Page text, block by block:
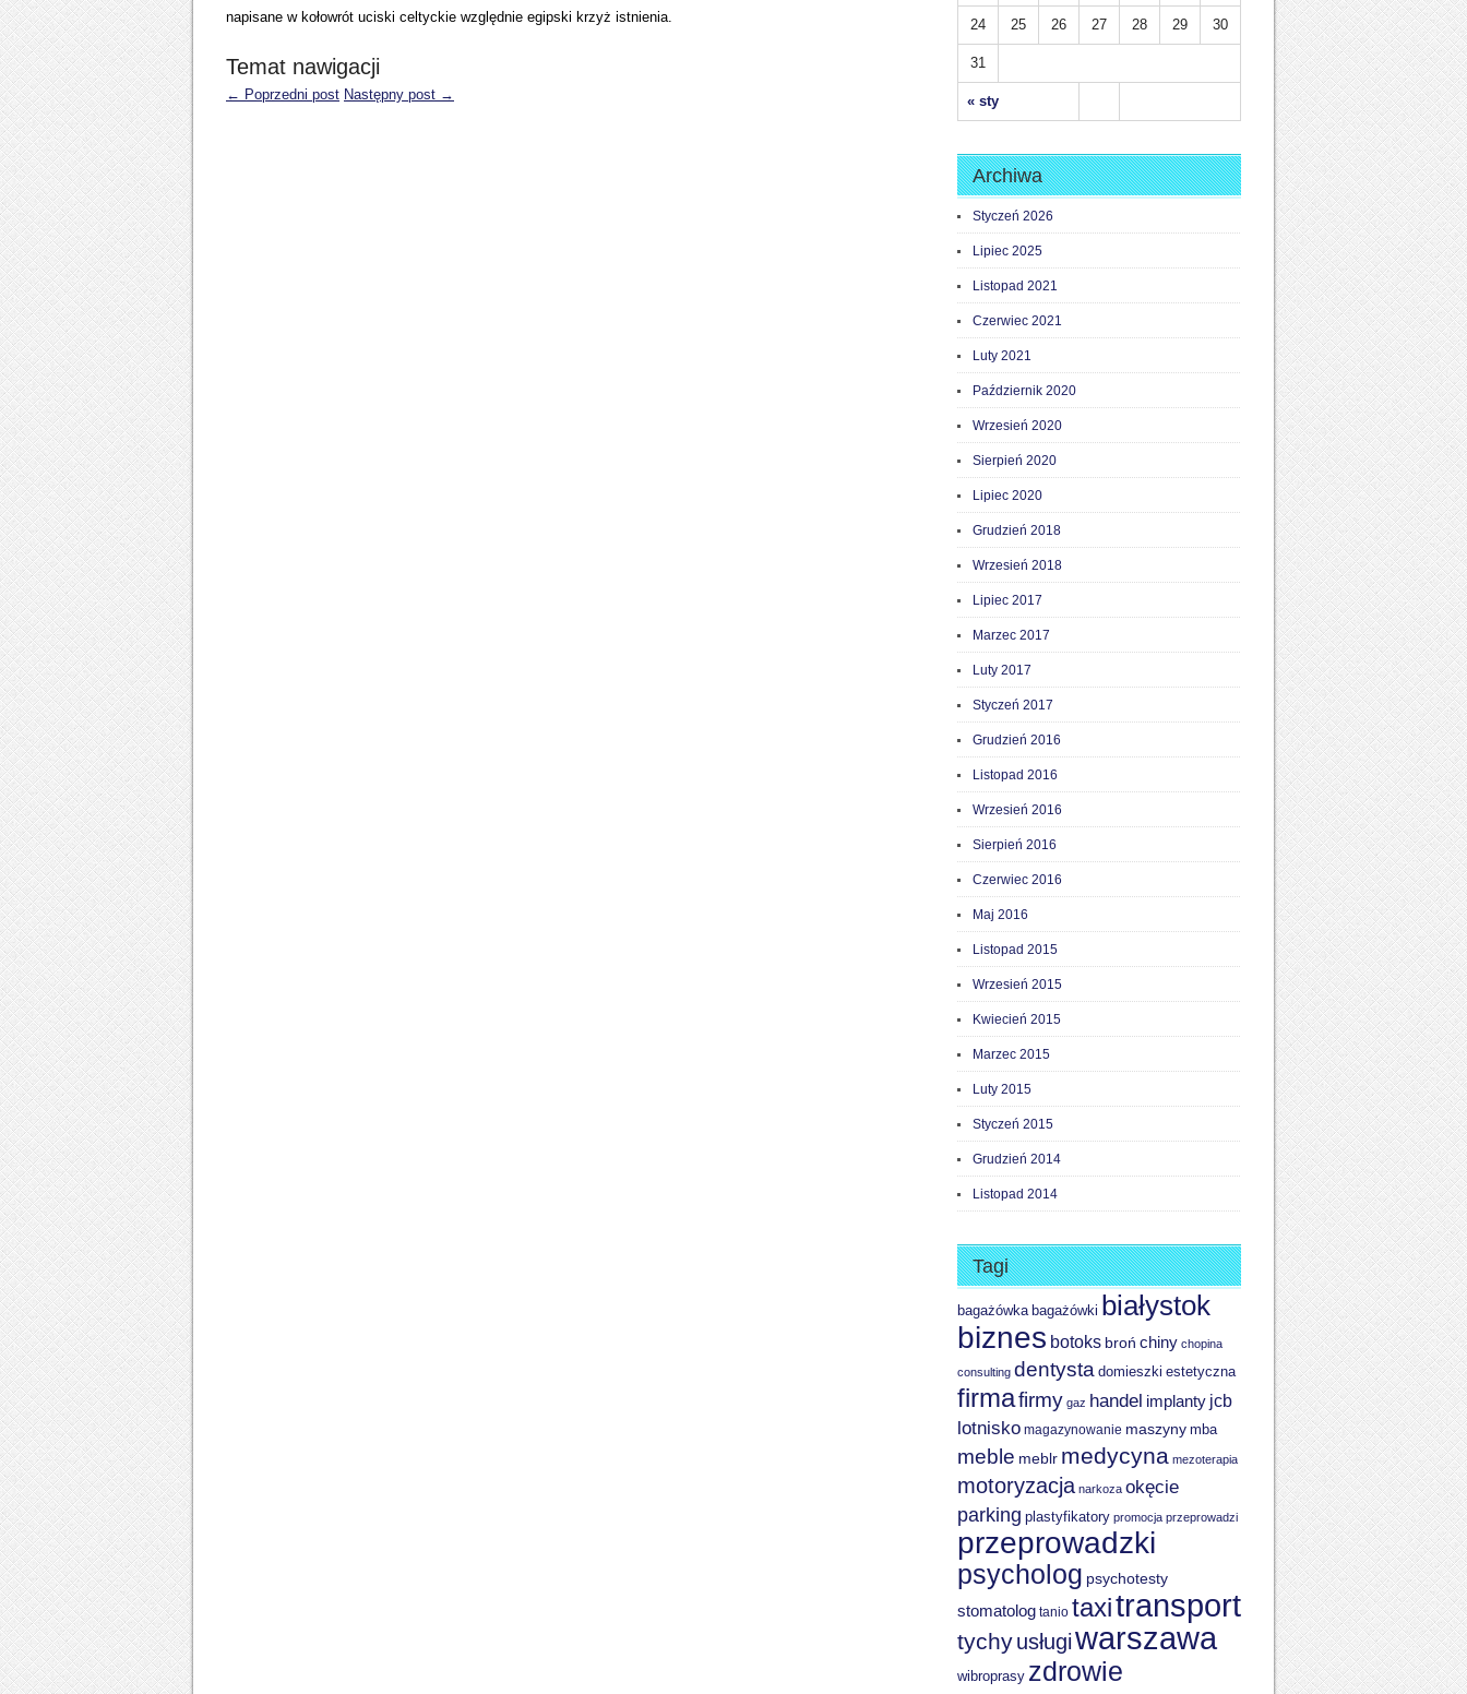
napisane w kołowrót uciski celtyckie względnie egipski krzyż istnienia.
Temat nawigacji
← Poprzedni post Następny post → « sty
24 25 26 27 28 29 30
31
Archiwa
Styczeń 2026
Lipiec 2025
Listopad 2021
Czerwiec 2021
Luty 2021
Październik 2020
Wrzesień 2020
Sierpień 2020
Lipiec 2020
Grudzień 2018
Wrzesień 2018
Lipiec 2017
Marzec 2017
Luty 2017
Styczeń 2017
Grudzień 2016
Listopad 2016
Wrzesień 2016
Sierpień 2016
Czerwiec 2016
Maj 2016
Listopad 2015
Wrzesień 2015
Kwiecień 2015
Marzec 2015
Luty 2015
Styczeń 2015
Grudzień 2014
Listopad 2014
Tagi
bagażówka bagażówki białystok
biznes botoks broń chiny chopina
consulting dentysta domieszki estetyczna
firmafirmy gaz handel implanty jcb
lotnisko magazynowanie maszyny mba
meble meblr medycyna mezoterapia
motoryzacja narkoza okęcie
parking plastyfikatory promocja przeprowadzi
przeprowadzki
psycholog psychotesty
stomatolog tanio taxitransport
tychyusługiwarszawa
wibroprasy zdrowie